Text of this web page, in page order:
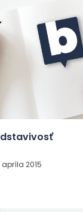
apríla 2015